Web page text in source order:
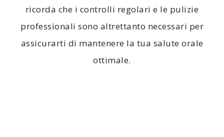
ricorda che i controlli regolari e le pulizie
professionali sono altrettanto necessari per
assicurarti di mantenere la tua salute orale
ottimale.